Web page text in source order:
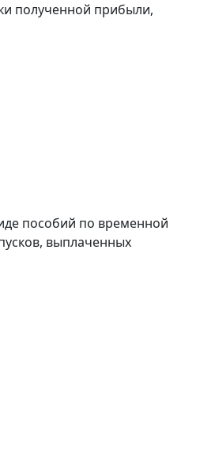
полученной прибыли,
пособий по временной
выплаченных